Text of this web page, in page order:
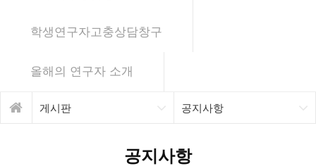
학생연구자고충상담창구
올해의 연구자 소개
게시판 공지사항
공지사항